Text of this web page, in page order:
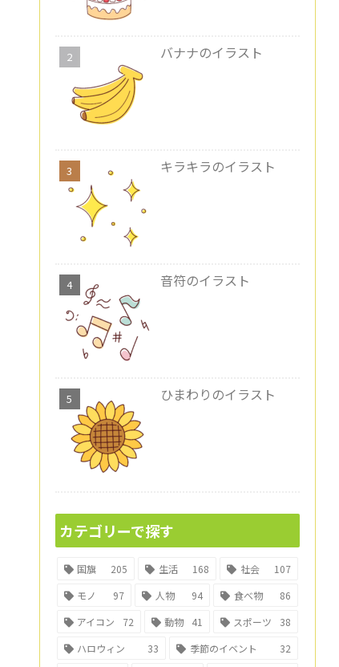
バナナのイラスト
キラキラのイラスト
音符のイラスト
ひまわりのイラスト
カテゴリーで探す
国旗 205 生活 168 社会
107
モノ
97 人物 94 食べ物
86
アイコン
72 動物 41 スポーツ
38
ハロウィン
33 季節のイベント
32